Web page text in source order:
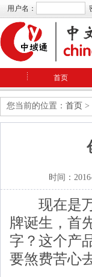
用户名：
首页
您当前的位置： 首页 >
时间：
现在是万
牌诞生，首
字？这个产
要煞费苦心